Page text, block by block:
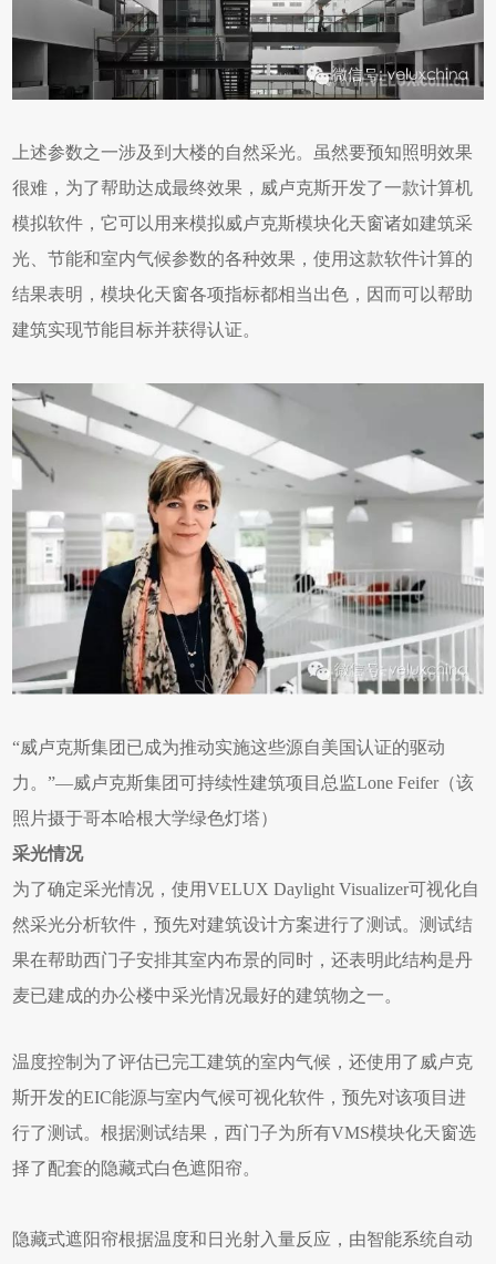
上述参数之一涉及到大楼的自然采光。虽然要预知照明效果
很难，为了帮助达成最终效果，威卢克斯开发了一款计算机
模拟软件，它可以用来模拟威卢克斯模块化天窗诸如建筑采
光、节能和室内气候参数的各种效果，使用这款软件计算的
结果表明，模块化天窗各项指标都相当出色，因而可以帮助
建筑实现节能目标并获得认证。
“威卢克斯集团已成为推动实施这些源自美国认证的驱动
力。”—威卢克斯集团可持续性建筑项目总监Lone Feifer（该
照片摄于哥本哈根大学绿色灯塔）
采光情况
为了确定采光情况，使用VELUX Daylight Visualizer可视化自
然采光分析软件，预先对建筑设计方案进行了测试。测试结
果在帮助西门子安排其室内布景的同时，还表明此结构是丹
麦已建成的办公楼中采光情况最好的建筑物之一。
温度控制 为了评估已完工建筑的室内气候，还使用了威卢克
斯开发的EIC能源与室内气候可视化软件，预先对该项目进
行了测试。根据测试结果，西门子为所有VMS模块化天窗选
择了配套的隐藏式白色遮阳帘。
隐藏式遮阳帘根据温度和日光射入量反应，由智能系统自动